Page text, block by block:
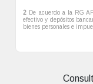
2 De acuerdo a la RG
efectivo y depósitos
bienes personales e